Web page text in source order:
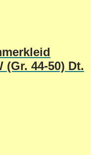
(Gr. 44-50) Dt.